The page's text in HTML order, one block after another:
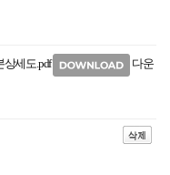
상세도.pdf 다운